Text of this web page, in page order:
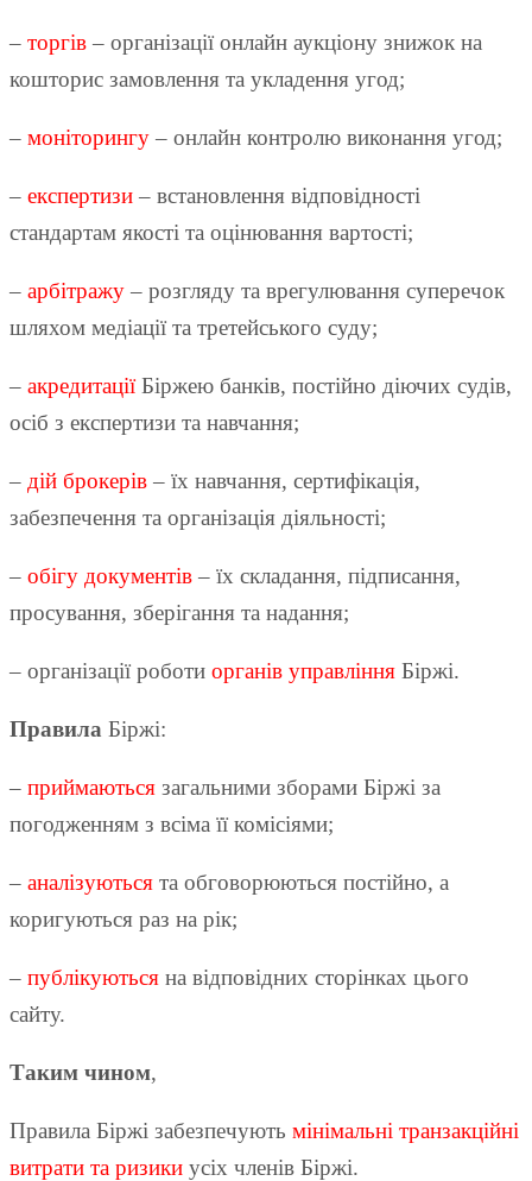
– торгів – організації онлайн аукціону знижок на
кошторис замовлення та укладення угод;
– моніторингу – онлайн контролю виконання угод;
– експертизи – встановлення відповідності
стандартам якості та оцінювання вартості;
– арбітражу – розгляду та врегулювання суперечок
шляхом медіації та третейського суду;
– акредитаціїБіржею банків, постійно діючих судів,
осіб з експертизи та навчання;
– дій брокерів – їх навчання, сертифікація,
забезпечення та організація діяльності;
– обігу документів – їх складання, підписання,
просування, зберігання та надання;
– організації роботи органів управління Біржі.
Правила Біржі:
– приймаються загальними зборами Біржі за
погодженням з всіма її комісіями;
– аналізуються та обговорюються постійно, а
коригуються раз на рік;
– публікуються на відповідних сторінках цього
сайту.
Таким чином,
Правила Біржі забезпечують мінімальні транзакційні
витрати та ризики усіх членів Біржі.